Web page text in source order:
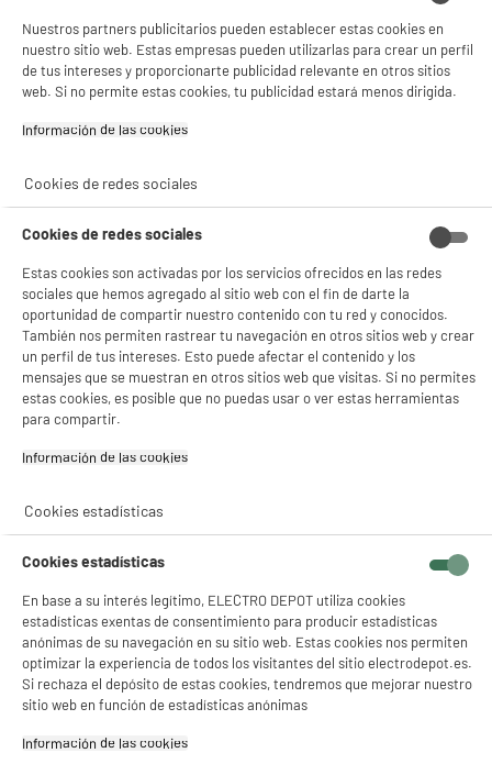
Tipo de producto
Colores
Materia principal Tejido
Características adicionales
Lote de 3 tapas diámetros:
15,5 cm - 18,5 cm y 21 cm
100% algodón lavable a 30°
Contorno elástico que
permite adaptarse a
Dimensiones del producto
Peso bruto
Nombre del fabricante,
nombre de la empresa o marca
registrada
GROUPE CMP
Dirección de envio
157 AV. CHARLES FLOQUET
BATIMENT 93150 LE BLANC-
Nuestros partners publicitarios pueden establecer estas cookies en
nuestro sitio web. Estas empresas pueden utilizarlas para crear un perfil
de tus intereses y proporcionarte publicidad relevante en otros sitios
web. Si no permite estas cookies, tu publicidad estará menos dirigida.
Información de las cookies‎
Cookies de redes sociales
Cookies de redes sociales
Estas cookies son activadas por los servicios ofrecidos en las redes
sociales que hemos agregado al sitio web con el fin de darte la
oportunidad de compartir nuestro contenido con tu red y conocidos.
También nos permiten rastrear tu navegación en otros sitios web y crear
un perfil de tus intereses. Esto puede afectar el contenido y los
mensajes que se muestran en otros sitios web que visitas. Si no permites
estas cookies, es posible que no puedas usar o ver estas herramientas
para compartir.
Información de las cookies‎
Cookies estadísticas
Cookies estadísticas
En base a su interés legítimo, ELECTRO DEPOT utiliza cookies
estadísticas exentas de consentimiento para producir estadísticas
anónimas de su navegación en su sitio web. Estas cookies nos permiten
optimizar la experiencia de todos los visitantes del sitio electrodepot.es.
Si rechaza el depósito de estas cookies, tendremos que mejorar nuestro
sitio web en función de estadísticas anónimas
Información de las cookies‎